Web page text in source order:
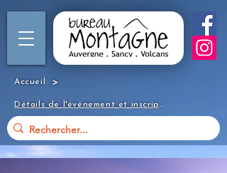
Accueil >
Détails de l'événement et inscription